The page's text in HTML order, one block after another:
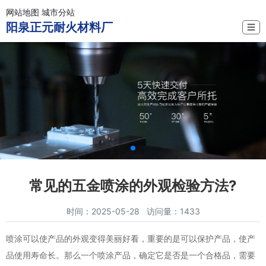
网站地图 城市分站
阳泉正元耐火材料厂 ☰
常见的五金喷涂的外观检验方法?
时间：2025-05-28 访问量：1433
喷涂可以使产品的外观变得美丽好看，重要的是可以保护产品，使产
品使用寿命长。那么一个喷涂产品，确定它是否是一个合格品，需要